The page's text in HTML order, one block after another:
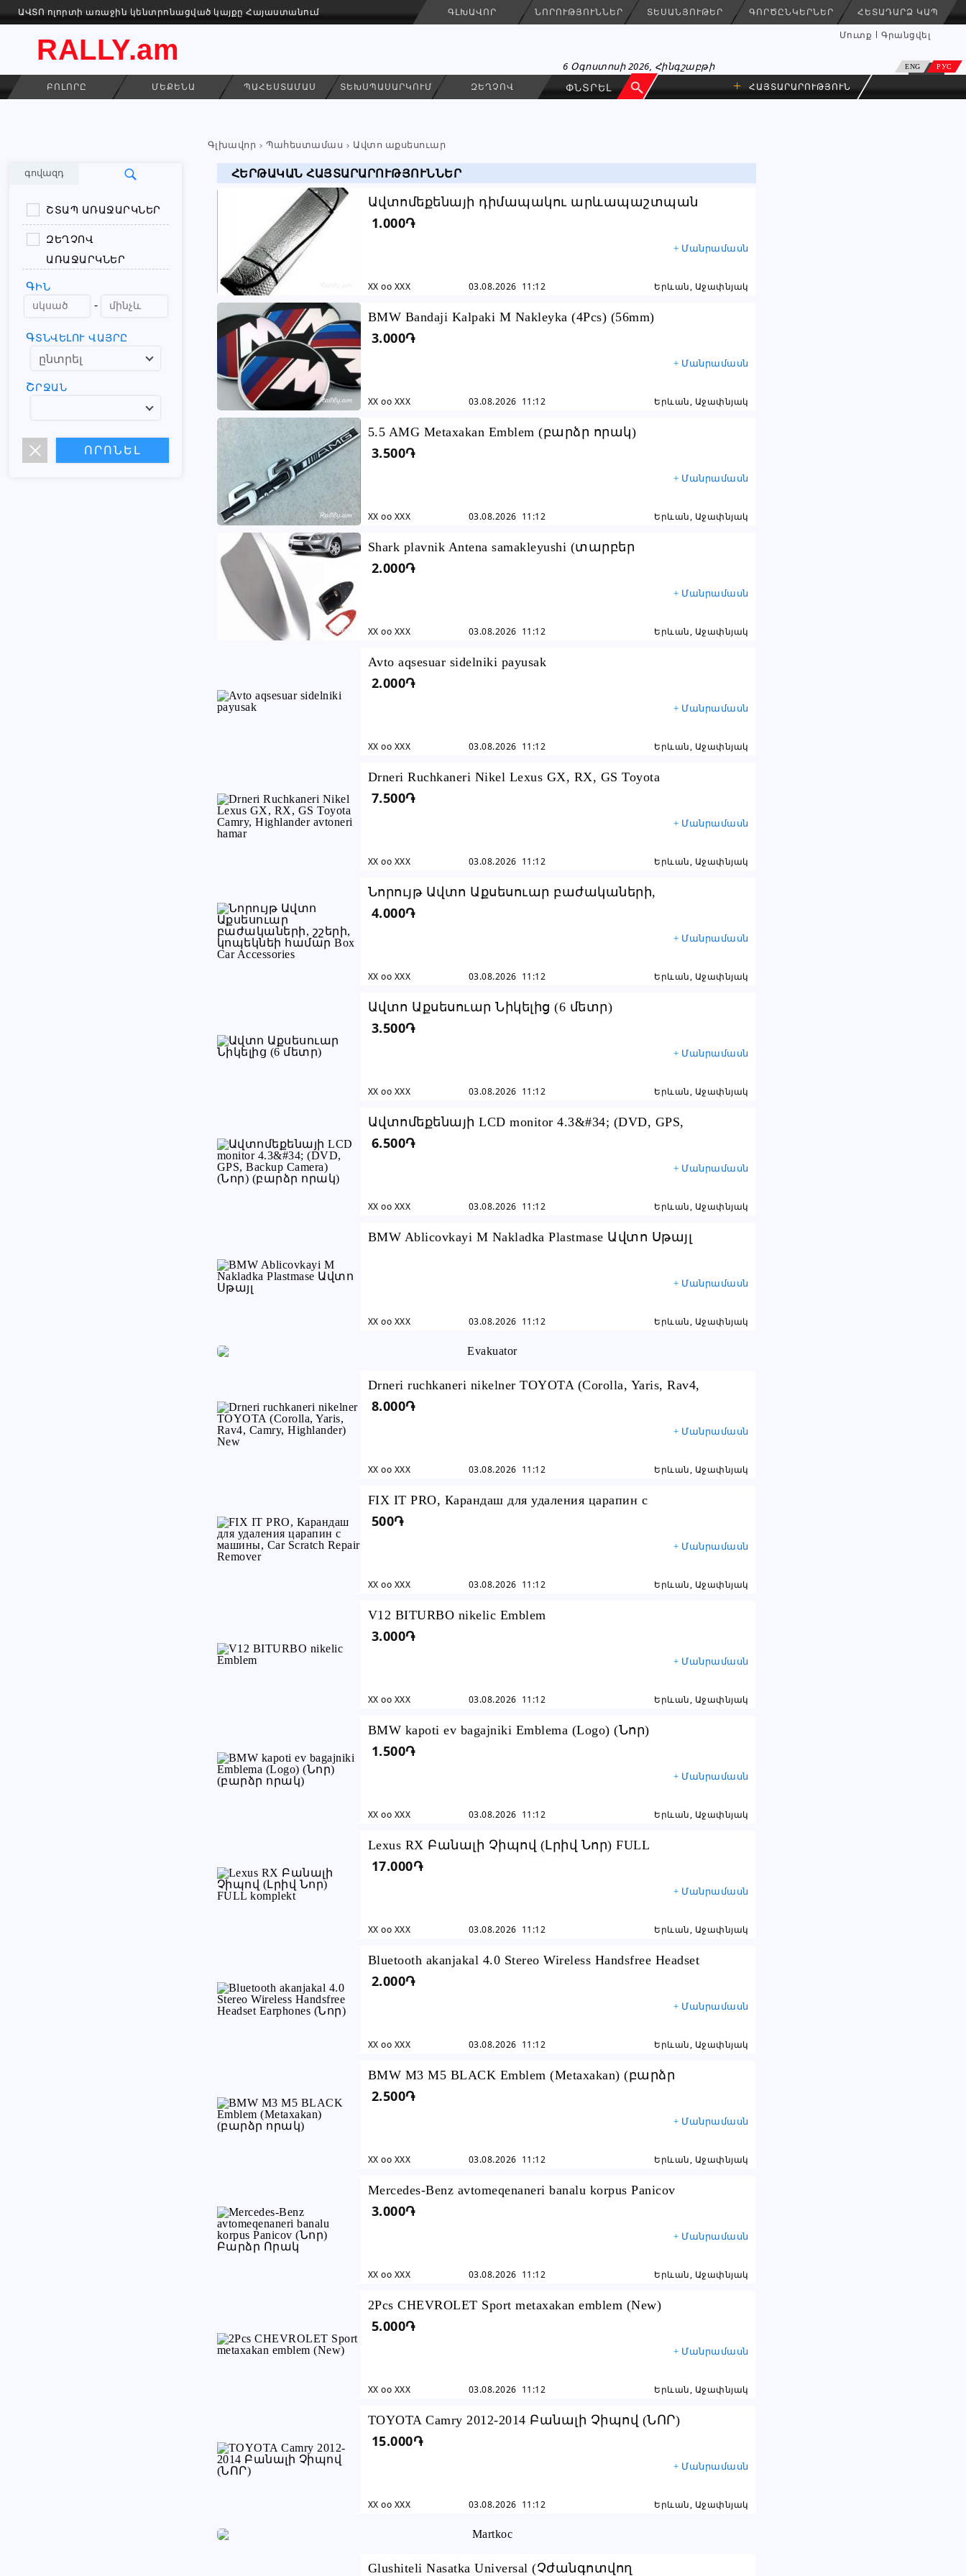
ԱՎՏՈ ոլորտի առաջին կենտրոնացված կայքը Հայաստանում ԳԼԽԱՎՈՐ ՆՈՐՈՒԹՅՈՒՆՆԵՐ ՏԵՍԱՆՅՈՒԹԵՐ ԳՈՐԾԸՆԿԵՐՆԵՐ ՀԵՏԱԴԱՐՁ ԿԱՊ
RALLY.am Մուտք Գրանցվել
ENG РУС
6 Օգոստոսի 2026, Հինգշաբթի
ԲՈԼՈՐԸ ՄԵՔԵՆԱ ՊԱՀԵՍՏԱՄԱՍ ՏԵԽՍՊԱՍԱՐԿՈՒՄ ԶԵՂՉՈՎ + ՀԱՅՏԱՐԱՐՈՒԹՅՈՒՆ
Գլխավոր Պահեստամաս Ավտո աքսեսուար
գովազդ
ՇՏԱՊ ԱՌԱՋԱՐԿՆԵՐ
ԶԵՂՉՈՎ
ԱՌԱՋԱՐԿՆԵՐ
ԳԻՆ
-
ԳՏՆՎԵԼՈՒ ՎԱՅՐԸ
ՇՐՋԱՆ
ՀԵՐԹԱԿԱՆ ՀԱՅՏԱՐԱՐՈՒԹՅՈՒՆՆԵՐ
Ավտոմեքենայի դիմապակու արևապաշտպան
վահանակ (Նոր)
1.000֏
+ Մանրամասն
XX oo XXX 03.08.2026 11:12 Երևան, Աջափնյակ
BMW Bandaji Kalpaki M Nakleyka (4Pcs) (56mm)
բարձր որակ
3.000֏
+ Մանրամասն
XX oo XXX 03.08.2026 11:12 Երևան, Աջափնյակ
5.5 AMG Metaxakan Emblem (բարձր որակ)
3.500֏
+ Մանրամասն
XX oo XXX 03.08.2026 11:12 Երևան, Աջափնյակ
Shark plavnik Antena samakleyushi (տարբեր
գույների)
2.000֏
+ Մանրամասն
XX oo XXX 03.08.2026 11:12 Երևան, Աջափնյակ
Avto aqsesuar sidelniki payusak
2.000֏
+ Մանրամասն
XX oo XXX 03.08.2026 11:12 Երևան, Աջափնյակ
Drneri Ruchkaneri Nikel Lexus GX, RX, GS Toyota
Camry, Highlander avtoneri hamar
7.500֏
+ Մանրամասն
XX oo XXX 03.08.2026 11:12 Երևան, Աջափնյակ
Նորույթ Ավտո Աքսեսուար բաժակաների,
շշերի, կոպեկնեի համար Box Car Accessories
4.000֏
+ Մանրամասն
XX oo XXX 03.08.2026 11:12 Երևան, Աջափնյակ
Ավտո Աքսեսուար Նիկելից (6 մետր)
3.500֏
+ Մանրամասն
XX oo XXX 03.08.2026 11:12 Երևան, Աջափնյակ
Ավտոմեքենայի LCD monitor 4.3&#34; (DVD, GPS,
Backup Camera) (Նոր) (բարձր ...
6.500֏
+ Մանրամասն
XX oo XXX 03.08.2026 11:12 Երևան, Աջափնյակ
BMW Ablicovkayi M Nakladka Plastmase Ավտո Սթայլ
+ Մանրամասն
XX oo XXX 03.08.2026 11:12 Երևան, Աջափնյակ
Drneri ruchkaneri nikelner TOYOTA (Corolla, Yaris, Rav4,
Camry, Highlander) New
8.000֏
+ Մանրամասն
XX oo XXX 03.08.2026 11:12 Երևան, Աջափնյակ
FIX IT PRO, Карандаш для удаления царапин с
машины, Car Scratch Repair Remover
500֏
+ Մանրամասն
XX oo XXX 03.08.2026 11:12 Երևան, Աջափնյակ
V12 BITURBO nikelic Emblem
3.000֏
+ Մանրամասն
XX oo XXX 03.08.2026 11:12 Երևան, Աջափնյակ
BMW kapoti ev bagajniki Emblema (Logo) (Նոր)
(բարձր որակ)
1.500֏
+ Մանրամասն
XX oo XXX 03.08.2026 11:12 Երևան, Աջափնյակ
Lexus RX Բանալի Չիպով (Լրիվ Նոր) FULL
komplekt
17.000֏
+ Մանրամասն
XX oo XXX 03.08.2026 11:12 Երևան, Աջափնյակ
Bluetooth akanjakal 4.0 Stereo Wireless Handsfree Headset
Earphones (Նոր)
2.000֏
+ Մանրամասն
XX oo XXX 03.08.2026 11:12 Երևան, Աջափնյակ
BMW M3 M5 BLACK Emblem (Metaxakan) (բարձր
որակ)
2.500֏
+ Մանրամասն
XX oo XXX 03.08.2026 11:12 Երևան, Աջափնյակ
Mercedes-Benz avtomeqenaneri banalu korpus Panicov
(Նոր) Բարձր Որակ
3.000֏
+ Մանրամասն
XX oo XXX 03.08.2026 11:12 Երևան, Աջափնյակ
2Pcs CHEVROLET Sport metaxakan emblem (New)
5.000֏
+ Մանրամասն
XX oo XXX 03.08.2026 11:12 Երևան, Աջափնյակ
TOYOTA Camry 2012-2014 Բանալի Չիպով (ՆՈՐ)
15.000֏
+ Մանրամասն
XX oo XXX 03.08.2026 11:12 Երևան, Աջափնյակ
Glushiteli Nasatka Universal (Չժանգոտվող